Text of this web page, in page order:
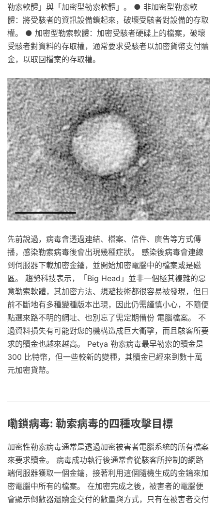
勒索軟體」與「加密型勒索軟體」。 ● 非加密型勒索軟
體：將受駭者的資訊設備鎖起來，破壞受駭者對設備的存取
權。 ● 加密型勒索軟體：加密受駭者硬碟上的檔案，破壞
受駭者對資料的存取權，通常要求受駭者以加密貨幣支付贖
金，以取回檔案的存取權。
先前說過，病毒會透過連結、檔案、信件、廣告等方式傳
播，感染勒索病毒後會出現幾種症狀。 感染後病毒會連線
到伺服器下載加密金鑰，並開始加密電腦中的檔案或是磁
區。 趨勢科技表示，「Big Head」並非一個極其複雜的惡
意勒索軟體，其加密方法、規避技術都很容易被發現，但日
前不斷地有多種變種版本出現，因此仍需謹慎小心，不隨便
點選來路不明的網址、也別忘了需定期備份 電腦檔案。 不
過資料損失有可能對您的機構造成巨大衝擊，而且駭客所要
求的贖金也越來越高。 Petya 勒索病毒最早勒索的贖金是
300 比特幣，但一些較新的變種，其贖金已經來到數十萬
元加密貨幣。
嘞鎖病毒: 勒索病毒的四種攻擊目標
加密性勒索病毒通常是透過加密被害者電腦系統的所有檔案
來要求贖金。 病毒成功執行後通常會從駭客所控制的網路
端伺服器獲取一個金鑰，接著利用這個隨機生成的金鑰來加
密電腦中所有的檔案。 在加密完成之後，被害者的電腦便
會顯示倒數器還贖金交付的數量與方式，只有在被害者交付